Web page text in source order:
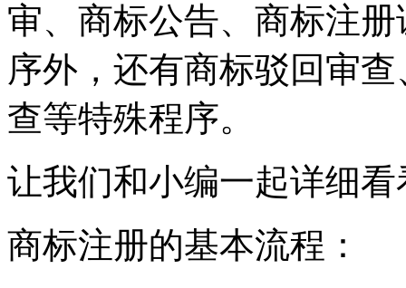
审、商标公告、商标注
序外，还有商标驳回审
查等特殊程序。
让我们和小编一起详细看
商标注册的基本流程：